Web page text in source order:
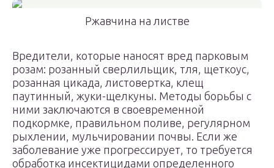
Ржавчина на листве
Вредители, которые наносят вред парковым
розам: розанный сверлильщик, тля, щеткоус,
розанная цикада, листовертка, клещ
паутинный, жуки-щелкуны. Методы борьбы с
ними заключаются в своевременной
подкормке, правильном поливе, регулярном
рыхлении, мульчировании почвы. Если же
заболевание уже прогрессирует, то требуется
обработка инсектицидами определенного